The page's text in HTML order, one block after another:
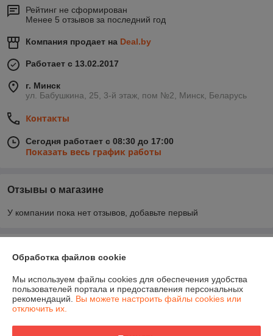
Рейтинг не сформирован
Менее 5 отзывов за последний год
Компания продает на Deal.by
Работает с 13.02.2017
г. Минск
ул. Бабушкина, 25, 3-й этаж, пом №2, Минск, Беларусь
Контакты
Сегодня работает с 08:30 до 17:00
Показать весь график работы
Отзывы о магазине
У компании пока нет отзывов, добавьте первый
Контакты
Доставка и оплата
Обработка файлов cookie
Мы используем файлы cookies для обеспечения удобства
пользователей портала и предоставления персональных
рекомендаций. Вы можете настроить файлы cookies или
отключить их.